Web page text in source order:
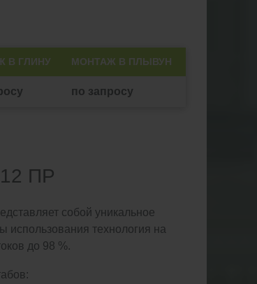
В ГЛИНУ МОНТАЖ В ПЛЫВУН
по запросу
ПР
собой уникальное
технология на
до 98 %.